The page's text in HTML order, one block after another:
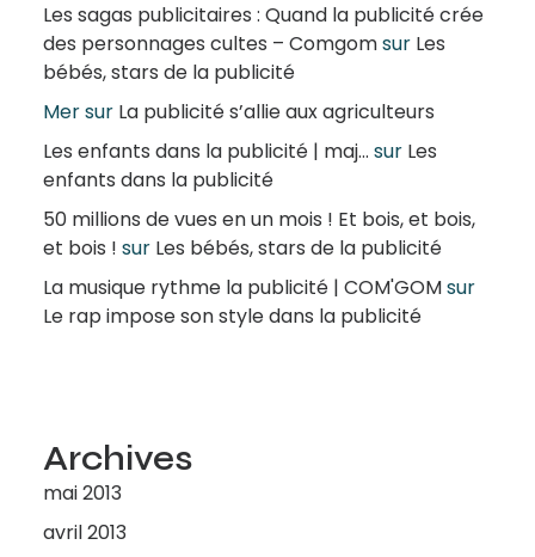
Les sagas publicitaires : Quand la publicité crée
des personnages cultes – Comgomsur Les
bébés, stars de la publicité
Mersur La publicité s’allie aux agriculteurs
Les enfants dans la publicité | maj... sur Les
enfants dans la publicité
50 millions de vues en un mois ! Et bois, et bois,
et bois ! sur Les bébés, stars de la publicité
La musique rythme la publicité | COM'GOMsur
Le rap impose son style dans la publicité
Archives
mai 2013
avril 2013